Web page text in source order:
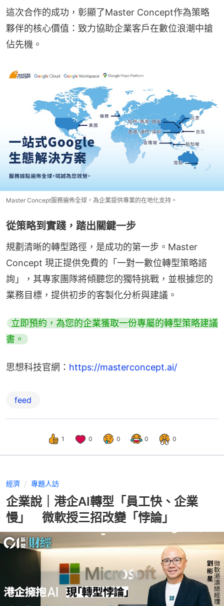
這次合作的成功，彰顯了Master Concept作為策略
夥伴的核心價值：致力協助企業客戶在數位浪潮中搶
佔先機。
Master Concept服務遍佈全球，為企業提供專業的在地化支持。
從策略到實踐，踏出關鍵一步
規劃清晰的轉型路徑，是成功的第一步。Master
Concept 現正提供免費的「一對一數位轉型策略諮
詢」，其專家團隊將傾聽您的獨特挑戰，並根據您的
業務目標，提供初步的客製化分析與建議。
立即預約，為您的企業獲取一份專屬的轉型策略建議
書。
思想科技官網： https://masterconcept.ai/
feed
1 0 0 0 0
經濟 專題人訪
企業說｜港企AI轉型「員工快、企業
慢」 微軟授三招改變「悖論」